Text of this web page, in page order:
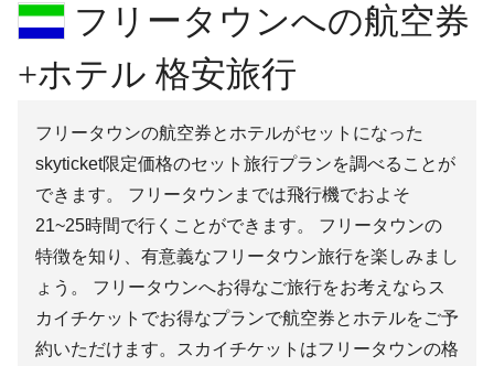
フリータウンへの航空券
+ホテル 格安旅行
フリータウンの航空券とホテルがセットになった
skyticket限定価格のセット旅行プランを調べることが
できます。 フリータウンまでは飛行機でおよそ
21~25時間で行くことができます。 フリータウンの
特徴を知り、有意義なフリータウン旅行を楽しみまし
ょう。 フリータウンへお得なご旅行をお考えならス
カイチケットでお得なプランで航空券とホテルをご予
約いただけます。スカイチケットはフリータウンの格